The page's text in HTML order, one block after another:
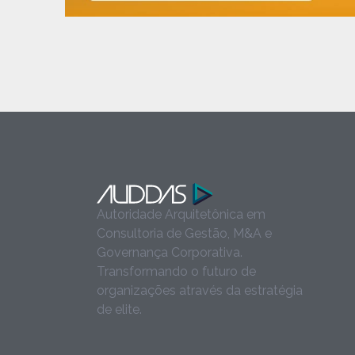
Autoridade Arquitetônica em
Consultoria de Gestão, M&A e
Governança Corporativa.
Transformando o futuro de
organizações através da estratégia
de elite.